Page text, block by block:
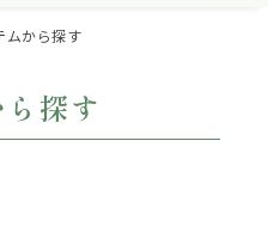
ムから探す
探す